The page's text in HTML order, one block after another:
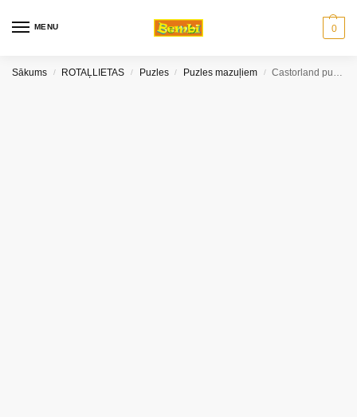
MENU 0
Sākums / ROTAĻLIETAS / Puzles / Puzles mazuļiem / Castorland puzle Ferma 30 gab